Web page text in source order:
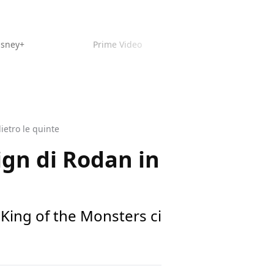
Prime Video
le quinte
di Rodan in
of the Monsters ci